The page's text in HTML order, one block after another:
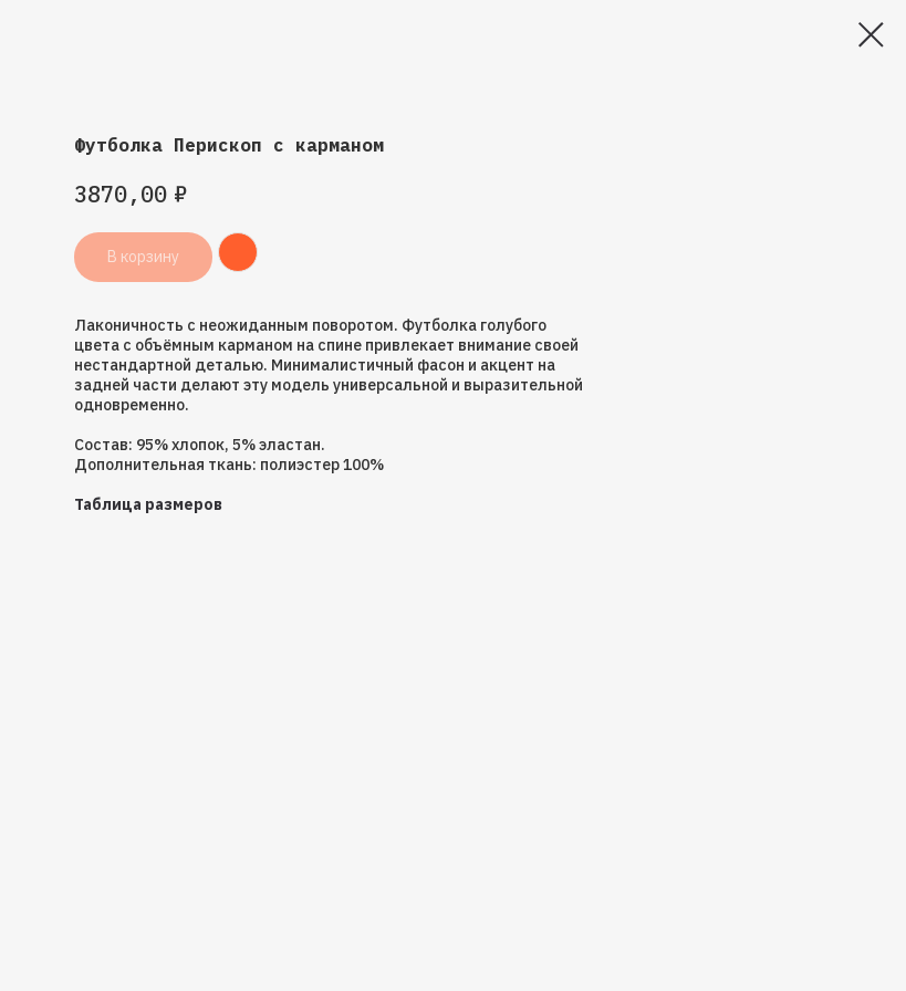
Футболка Перископ с карманом
3870,00 ₽
В корзину
Лаконичность с неожиданным поворотом. Футболка голубого
цвета с объёмным карманом на спине привлекает внимание своей
нестандартной деталью. Минималистичный фасон и акцент на
задней части делают эту модель универсальной и выразительной
одновременно.
Состав: 95% хлопок, 5% эластан.
Дополнительная ткань: полиэстер 100%
Таблица размеров